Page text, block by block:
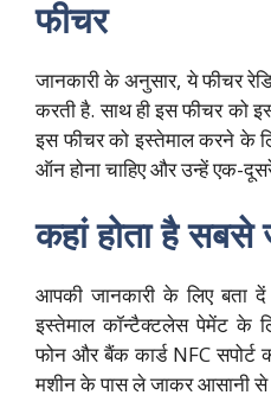
फीचर
जानकारी के अनुसार, ये फीचर
करती है. साथ ही इस फीचर को
इस फीचर को इस्तेमाल करने के
ऑन होना चाहिए और उन्हें एक-
कहां होता है सबसे
आपकी जानकारी के लिए बता
इस्तेमाल कॉन्टैक्टलेस पेमेंट के
फोन और बैंक कार्ड NFC सपोर्ट
मशीन के पास ले जाकर आसानी